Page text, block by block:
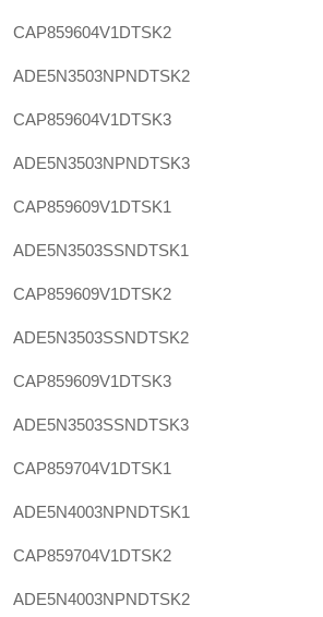
CAP859604V1DTSK2
ADE5N3503NPNDTSK2
CAP859604V1DTSK3
ADE5N3503NPNDTSK3
CAP859609V1DTSK1
ADE5N3503SSNDTSK1
CAP859609V1DTSK2
ADE5N3503SSNDTSK2
CAP859609V1DTSK3
ADE5N3503SSNDTSK3
CAP859704V1DTSK1
ADE5N4003NPNDTSK1
CAP859704V1DTSK2
ADE5N4003NPNDTSK2